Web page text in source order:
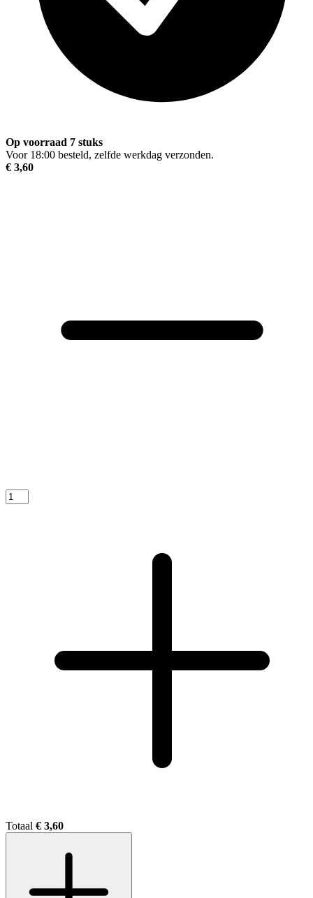
Op voorraad 7 stuks
Voor 18:00 besteld, zelfde werkdag verzonden.
€ 3,60
Totaal € 3,60